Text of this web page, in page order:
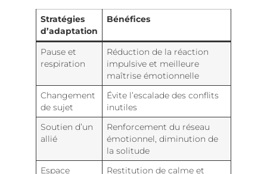
Stratégies
d’adaptation
Bénéfices
Pause et
respiration
Réduction de la réaction
impulsive et meilleure
maîtrise émotionnelle
Changement
de sujet
Évite l’escalade des conflits
inutiles
Soutien d’un
allié
Renforcement du réseau
émotionnel, diminution de
la solitude
Espace
Restitution de calme et